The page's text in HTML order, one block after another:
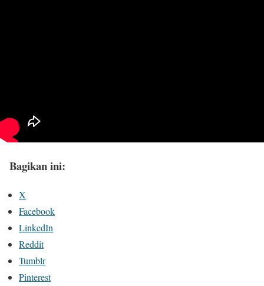
Bagikan ini:
X
Facebook
LinkedIn
Reddit
Tumblr
Pinterest